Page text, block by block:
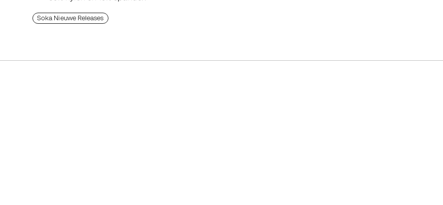
Soka Nieuwe Releases